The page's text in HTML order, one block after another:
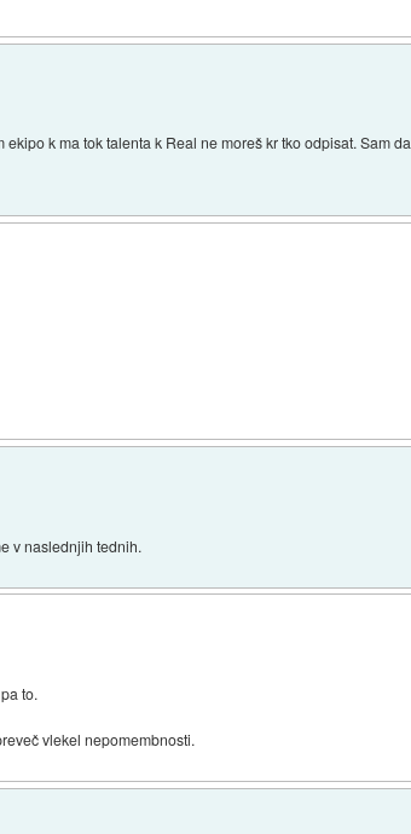
k ma tok talenta k Real ne moreš kr tko odpisat. Sam da
v naslednjih tednih.
to.
vlekel nepomembnosti.